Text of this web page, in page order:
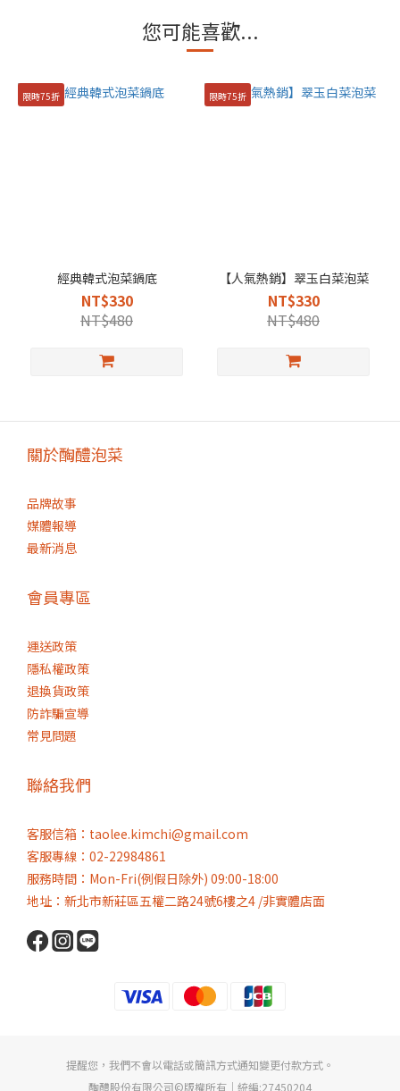
您可能喜歡...
限時75折
經典韓式泡菜鍋底
NT$330
NT$480
限時75折
【人氣熱銷】翠玉白菜泡菜
NT$330
NT$480
關於醄醴泡菜
品牌故事
媒體報導
最新消息
會員專區
運送政策
隱私權政策
退換貨政策
防詐騙宣導
常見問題
聯絡我們
客服信箱：taolee.kimchi@gmail.com
客服專線：02-22984861
服務時間：Mon-Fri(例假日除外) 09:00-18:00
地址：新北市新莊區五權二路24號6樓之4 /非實體店面
提醒您，我們不會以電話或簡訊方式通知變更付款方式。
醄醴股份有限公司©版權所有｜統編:27450204